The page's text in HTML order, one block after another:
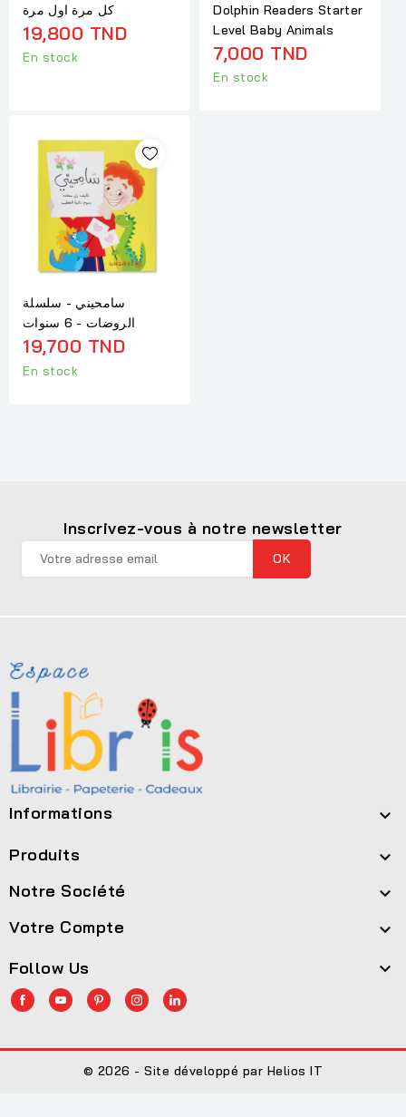
كل مرة اول مرة
19,800 TND
En stock
Dolphin Readers Starter
Level Baby Animals
7,000 TND
En stock
سامحيني - سلسلة
الروضات - 6 سنوات
19,700 TND
En stock
Inscrivez-vous à notre newsletter
Informations 
Produits 
Notre Société 
Votre Compte 
Follow Us 
© 2026 - Site développé par Helios IT